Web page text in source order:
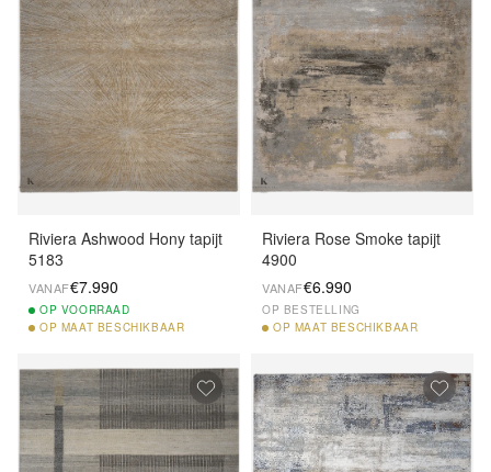
Riviera Ashwood Hony tapijt
5183
VANAF€7.990
OP VOORRAAD
OP MAAT BESCHIKBAAR
Riviera Rose Smoke tapijt
4900
VANAF€6.990
OP BESTELLING
OP MAAT BESCHIKBAAR